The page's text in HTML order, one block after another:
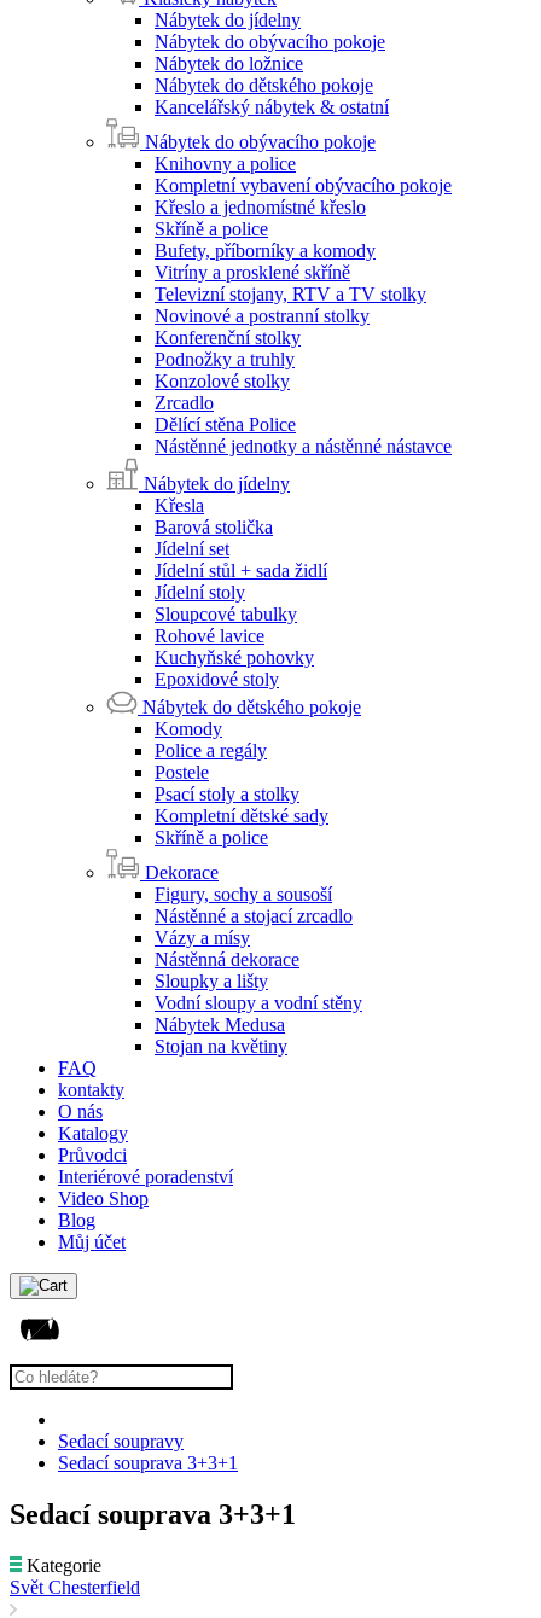
Nábytek do jídelny
Nábytek do obývacího pokoje
Nábytek do ložnice
Nábytek do dětského pokoje
Kancelářský nábytek & ostatní
Nábytek do obývacího pokoje
Knihovny a police
Kompletní vybavení obývacího pokoje
Křeslo a jednomístné křeslo
Skříně a police
Bufety, příborníky a komody
Vitríny a prosklené skříně
Televizní stojany, RTV a TV stolky
Novinové a postranní stolky
Konferenční stolky
Podnožky a truhly
Konzolové stolky
Zrcadlo
Dělící stěna Police
Nástěnné jednotky a nástěnné nástavce
Nábytek do jídelny
Křesla
Barová stolička
Jídelní set
Jídelní stůl + sada židlí
Jídelní stoly
Sloupcové tabulky
Rohové lavice
Kuchyňské pohovky
Epoxidové stoly
Nábytek do dětského pokoje
Komody
Police a regály
Postele
Psací stoly a stolky
Kompletní dětské sady
Skříně a police
Dekorace
Figury, sochy a sousoší
Nástěnné a stojací zrcadlo
Vázy a mísy
Nástěnná dekorace
Sloupky a lišty
Vodní sloupy a vodní stěny
Nábytek Medusa
Stojan na květiny
FAQ
kontakty
O nás
Katalogy
Průvodci
Interiérové poradenství
Video Shop
Blog
Můj účet
Sedací soupravy
Sedací souprava 3+3+1
Sedací souprava 3+3+1
Kategorie
Svět Chesterfield